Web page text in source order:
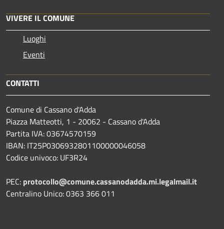
VIVERE IL COMUNE
Luoghi
Eventi
CONTATTI
Comune di Cassano d'Adda
Piazza Matteotti, 1 - 20062 - Cassano d'Adda
Partita IVA: 03674570159
IBAN: IT25P0306932801100000046058
Codice univoco: UF3R24
PEC: protocollo@comune.cassanodadda.mi.legalmail.it
Centralino Unico: 0363 366 011